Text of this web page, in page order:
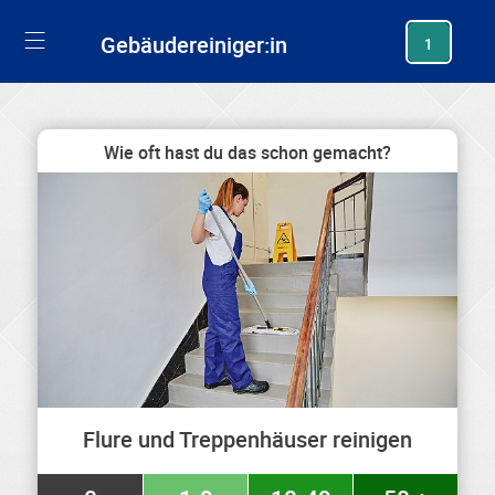
Gebäudereiniger:in 1
Wie oft hast du das schon gemacht?
Flure und Treppenhäuser reinigen